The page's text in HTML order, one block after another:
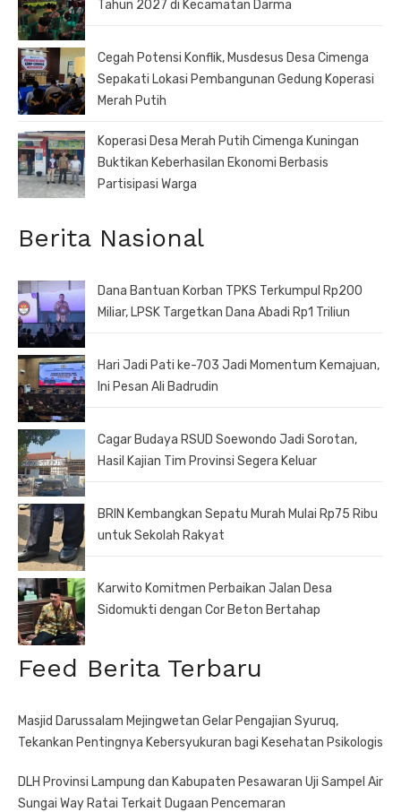
Tahun 2027 di Kecamatan Darma
Cegah Potensi Konflik, Musdesus Desa Cimenga
Sepakati Lokasi Pembangunan Gedung Koperasi
Merah Putih
Koperasi Desa Merah Putih Cimenga Kuningan
Buktikan Keberhasilan Ekonomi Berbasis
Partisipasi Warga
Berita Nasional
Dana Bantuan Korban TPKS Terkumpul Rp200
Miliar, LPSK Targetkan Dana Abadi Rp1 Triliun
Hari Jadi Pati ke-703 Jadi Momentum Kemajuan,
Ini Pesan Ali Badrudin
Cagar Budaya RSUD Soewondo Jadi Sorotan,
Hasil Kajian Tim Provinsi Segera Keluar
BRIN Kembangkan Sepatu Murah Mulai Rp75 Ribu
untuk Sekolah Rakyat
Karwito Komitmen Perbaikan Jalan Desa
Sidomukti dengan Cor Beton Bertahap
Feed Berita Terbaru
Masjid Darussalam Mejingwetan Gelar Pengajian Syuruq,
Tekankan Pentingnya Kebersyukuran bagi Kesehatan Psikologis
DLH Provinsi Lampung dan Kabupaten Pesawaran Uji Sampel Air
Sungai Way Ratai Terkait Dugaan Pencemaran